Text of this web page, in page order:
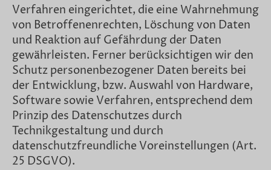
Verfahren eingerichtet, die eine Wahrnehmung
von Betroffenenrechten, Löschung von Daten
und Reaktion auf Gefährdung der Daten
gewährleisten. Ferner berücksichtigen wir den
Schutz personenbezogener Daten bereits bei
der Entwicklung, bzw. Auswahl von Hardware,
Software sowie Verfahren, entsprechend dem
Prinzip des Datenschutzes durch
Technikgestaltung und durch
datenschutzfreundliche Voreinstellungen (Art.
25 DSGVO).